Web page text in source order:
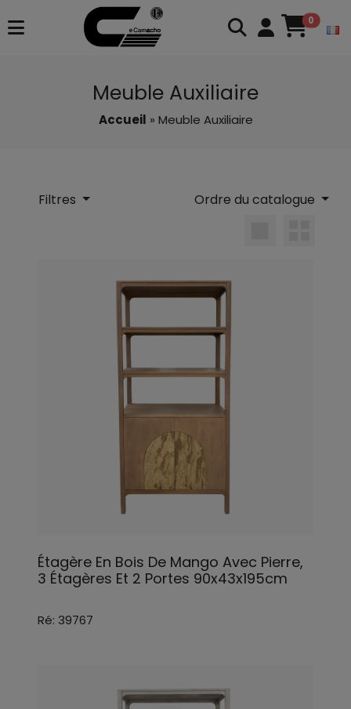
0
Meuble Auxiliaire
Accueil » Meuble Auxiliaire
Filtres Ordre du catalogue
Étagère En Bois De Mango Avec Pierre,
3 Étagères Et 2 Portes 90x43x195cm
Ré: 39767